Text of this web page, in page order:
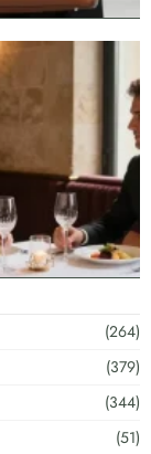
(264)
(379)
(344)
(51)